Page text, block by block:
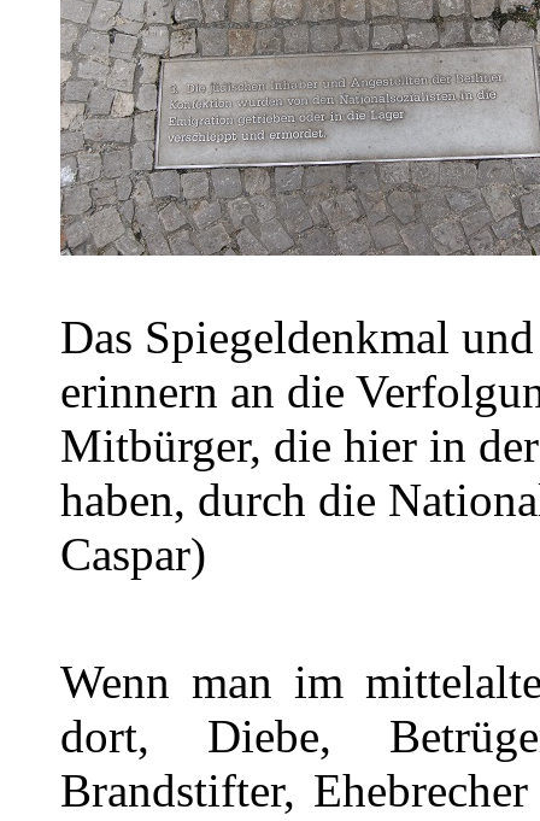
Das Spiegeldenkmal
erinnern an die
Mitbürger, die hier in
haben, durch die
Caspar)
Wenn man im
dort, Diebe,
Brandstifter,